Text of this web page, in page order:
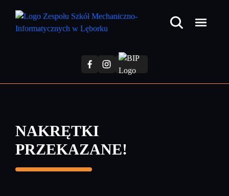
treści
NAKRĘTKI
PRZEKAZANE!